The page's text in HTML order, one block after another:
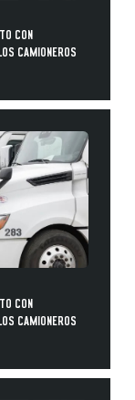
CON
CAMIONEROS
CON
CAMIONEROS